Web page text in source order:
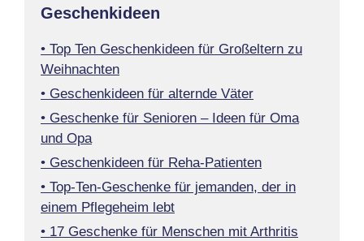
Geschenkideen
• Top Ten Geschenkideen für Großeltern zu
Weihnachten
• Geschenkideen für alternde Väter
• Geschenke für Senioren – Ideen für Oma
und Opa
• Geschenkideen für Reha-Patienten
• Top-Ten-Geschenke für jemanden, der in
einem Pflegeheim lebt
• 17 Geschenke für Menschen mit Arthritis